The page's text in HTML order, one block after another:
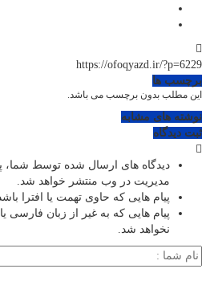
https://ofoqyazd.ir/?p=6229
برچسب ها
این مطلب بدون برچسب می باشد.
نوشته های مشابه
ثبت دیدگاه
دیدگاه های ارسال شده توسط شما،
مدیریت در وب منتشر خواهد شد.
پیام هایی که حاوی تهمت یا افترا
پیام هایی که به غیر از زبان فارسی
نخواهد شد.